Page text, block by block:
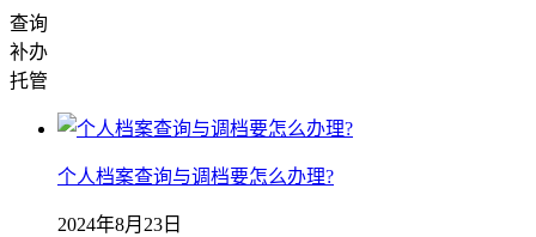
查询
补办
托管
个人档案查询与调档要怎么办理?
2024年8月23日